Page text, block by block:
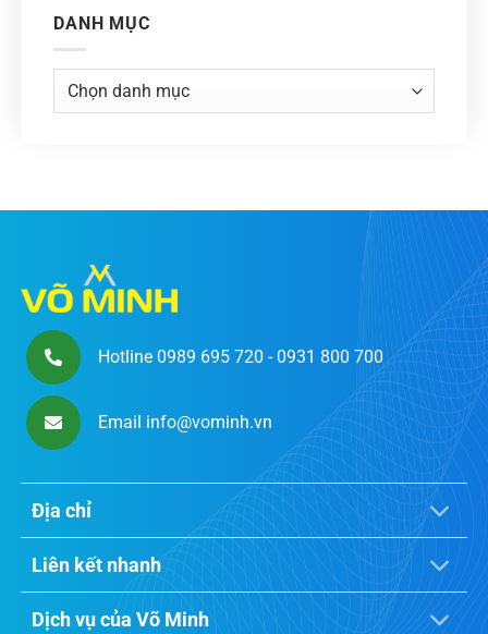
DANH MỤC
Danh
Hotline 0989 695 720 - 0931 800 700
Email info@vominh.vn
Địa chỉ
Liên kết nhanh
Dịch vụ của Võ Minh